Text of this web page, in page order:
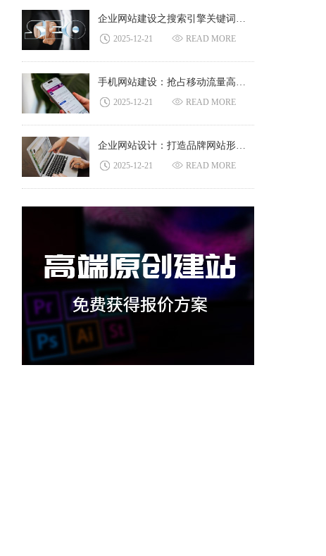
2025-12-21 READ MORE
2025-12-21 READ MORE
2025-12-21 READ MORE